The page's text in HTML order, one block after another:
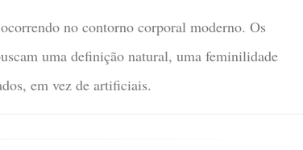
no contorno corporal moderno. Os
uma definição natural, uma feminilidade
em vez de artificiais.